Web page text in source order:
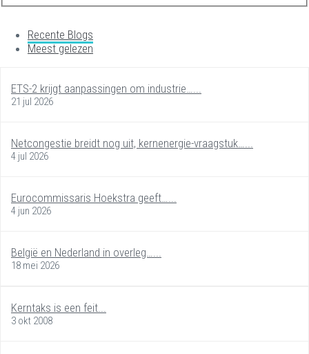
Recente Blogs
Meest gelezen
ETS-2 krijgt aanpassingen om industrie…...
21 jul 2026
Netcongestie breidt nog uit, kernenergie-vraagstuk…...
4 jul 2026
Eurocommissaris Hoekstra geeft…...
4 jun 2026
België en Nederland in overleg…...
18 mei 2026
Kerntaks is een feit...
3 okt 2008